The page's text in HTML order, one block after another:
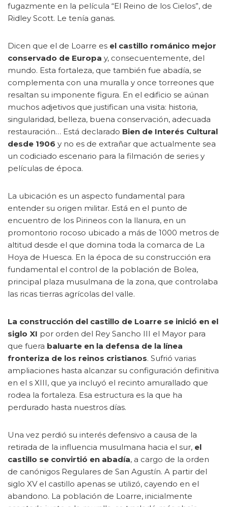
fugazmente en la película “El Reino de los Cielos”, de
Ridley Scott. Le tenía ganas.
Dicen que el de Loarre es el castillo románico mejor
conservado de Europa y, consecuentemente, del
mundo. Esta fortaleza, que también fue abadía, se
complementa con una muralla y once torreones que
resaltan su imponente figura. En el edificio se aúnan
muchos adjetivos que justifican una visita: historia,
singularidad, belleza, buena conservación, adecuada
restauración… Está declarado Bien de Interés Cultural
desde 1906 y no es de extrañar que actualmente sea
un codiciado escenario para la filmación de series y
películas de época.
La ubicación es un aspecto fundamental para
entender su origen militar. Está en el punto de
encuentro de los Pirineos con la llanura, en un
promontorio rocoso ubicado a más de 1000 metros de
altitud desde el que domina toda la comarca de La
Hoya de Huesca. En la época de su construcción era
fundamental el control de la población de Bolea,
principal plaza musulmana de la zona, que controlaba
las ricas tierras agrícolas del valle.
La construcción del castillo de Loarre se inició en el
siglo XI por orden del Rey Sancho III el Mayor para
que fuera baluarte en la defensa de la línea
fronteriza de los reinos cristianos. Sufrió varias
ampliaciones hasta alcanzar su configuración definitiva
en el s XIII, que ya incluyó el recinto amurallado que
rodea la fortaleza. Esa estructura es la que ha
perdurado hasta nuestros días.
Una vez perdió su interés defensivo a causa de la
retirada de la influencia musulmana hacia el sur, el
castillo se convirtió en abadía, a cargo de la orden
de canónigos Regulares de San Agustín. A partir del
siglo XV el castillo apenas se utilizó, cayendo en el
abandono. La población de Loarre, inicialmente